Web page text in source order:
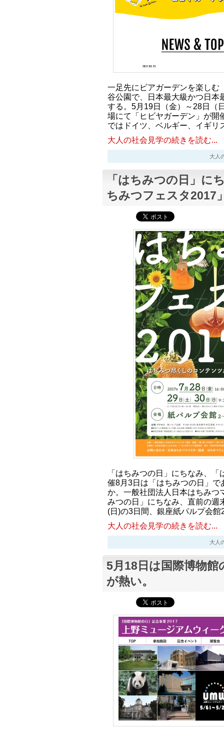
一足先にビアガーデンを楽し
谷公園で、日本最大級かつ日本
する。5月19日（金）～28日（
場にて「ヒビヤガーデン」が開
ではドイツ、ベルギー、イギ
大人の社会見学の続きを読む...
大人
「はちみつの日」
ちみつフェスタ2017
「はちみつの日」にちなみ、
催8月3日は「はちみつの日」
か。一般社団法人日本はちみつ
みつの日」にちなみ、直前の週
(日)の3日間、銀座紙パルプ会
大人の社会見学の続きを読む...
大人
5月18日は国際博物館
が熱い。